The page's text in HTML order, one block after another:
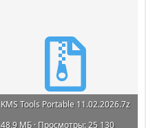
KMS Tools Portable 11.02.2026.7z
48,9 МБ · Просмотры: 25 130